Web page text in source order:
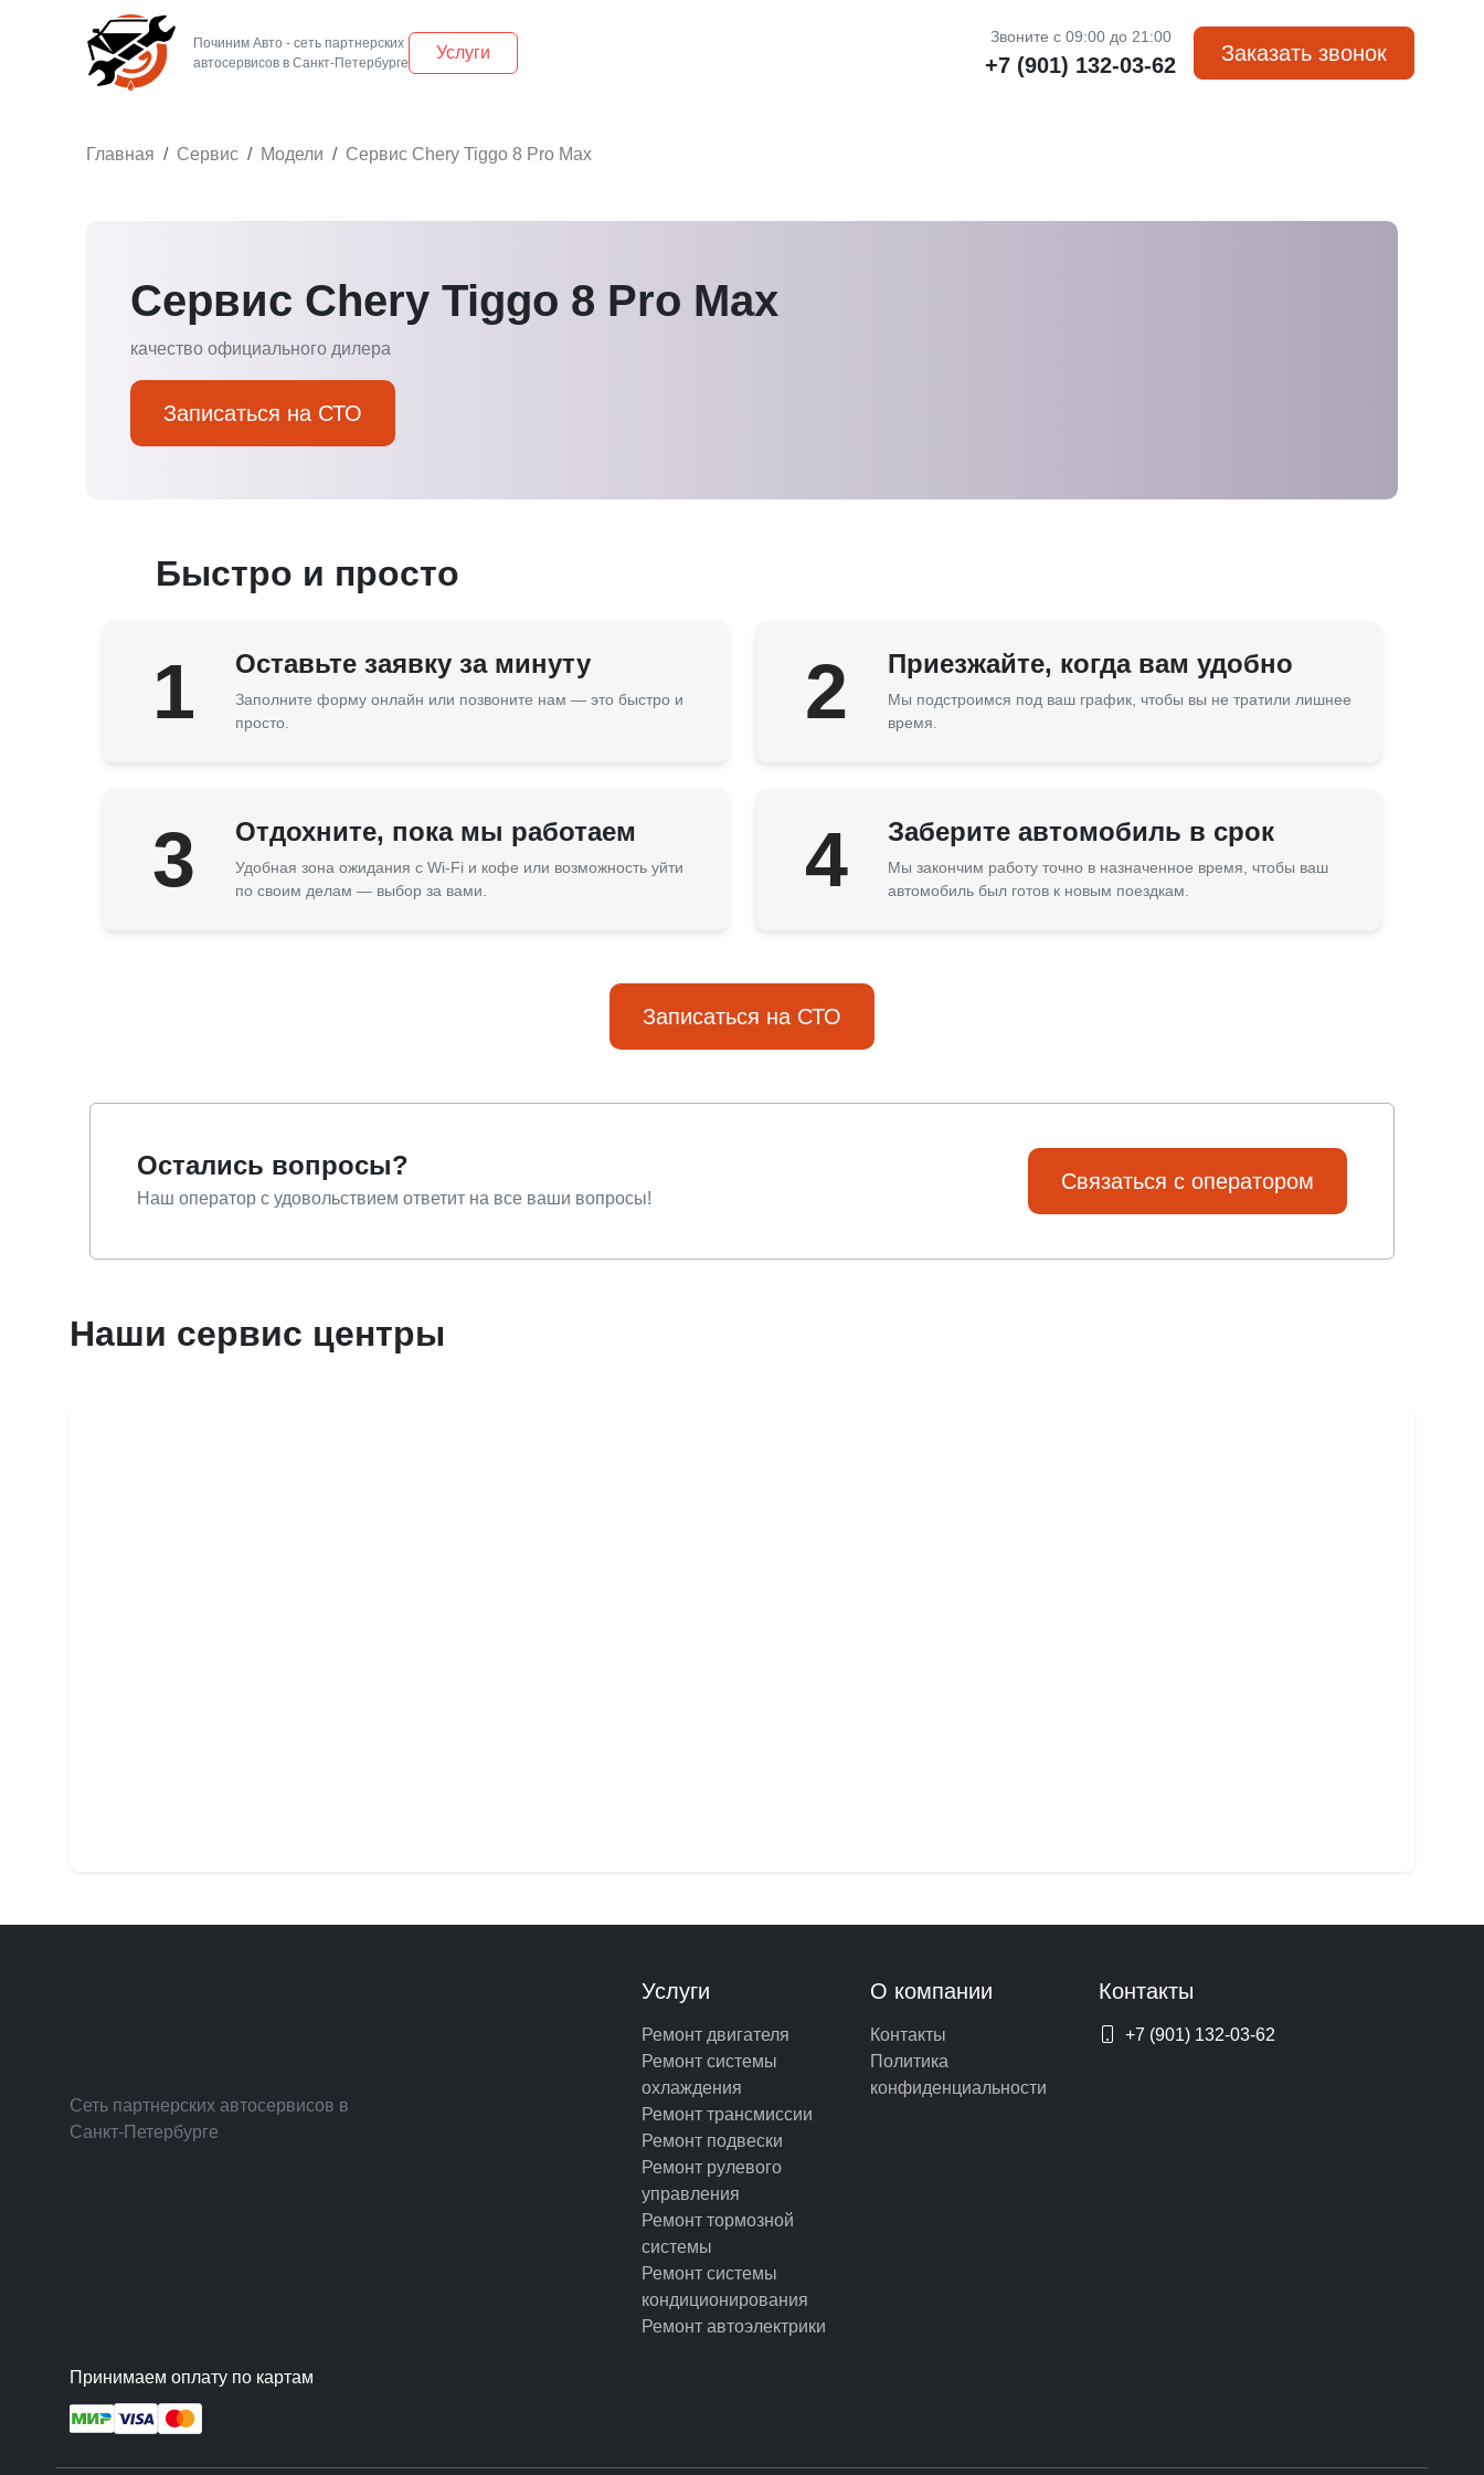
Починим Авто - сеть партнерских
Услуги
Звоните с 09:00 до 21:00
+7 (901) 132-03-62 Заказать звонок
Главная Сервис Модели Сервис Chery Tiggo 8 Pro Max
Сервис Chery Tiggo 8 Pro Max
качество официального дилера
Записаться на СТО
Быстро и просто
1 Оставьте заявку за минуту
Заполните форму онлайн или позвоните нам — это быстро и
просто.
2 Приезжайте, когда вам удобно
Мы подстроимся под ваш график, чтобы вы не тратили лишнее
время.
3 Отдохните, пока мы работаем
Удобная зона ожидания с Wi-Fi и кофе или возможность уйти
по своим делам — выбор за вами.
4 Заберите автомобиль в срок
Мы закончим работу точно в назначенное время, чтобы ваш
автомобиль был готов к новым поездкам.
Записаться на СТО
Остались вопросы?
Наш оператор с удовольствием ответит на все ваши вопросы!
Связаться с оператором
Наши сервис центры
Сеть партнерских автосервисов в
Санкт-Петербурге
Услуги
Ремонт двигателя
Ремонт системы
охлаждения
Ремонт трансмиссии
Ремонт подвески
Ремонт рулевого
управления
Ремонт тормозной
системы
Ремонт системы
кондиционирования
Ремонт автоэлектрики
О компании
Контакты
Политика
конфиденциальности
Контакты
+7 (901) 132-03-62
Принимаем оплату по картам